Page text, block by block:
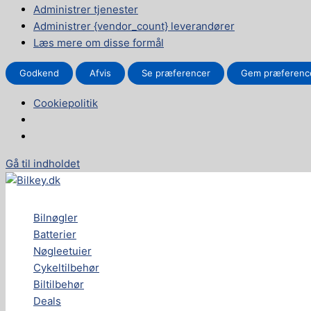
Administrer tjenester
Administrer {vendor_count} leverandører
Læs mere om disse formål
Godkend Afvis Se præferencer Gem
Cookiepolitik
Gå til indholdet
Bilnøgler
Batterier
Nøgleetuier
Cykeltilbehør
Biltilbehør
Deals